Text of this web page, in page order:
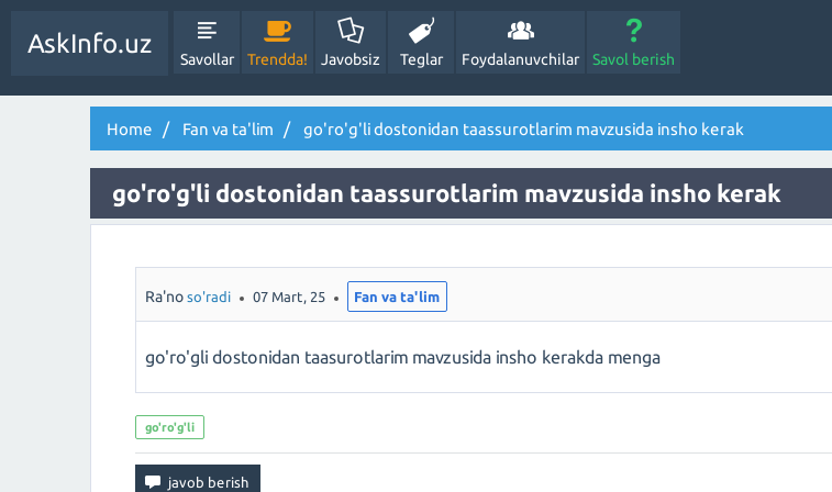
AskInfo.uz
Savollar Trendda! Javobsiz Teglar Foydalanuvchilar Savol berish
Home Fan va ta'lim go'ro'g'li dostonidan taassurotlarim mavzusida insho kerak
go'ro'g'li dostonidan taassurotlarim mavzusida insho kerak
Ra'no so'radi 07 Mart, 25 Fan va ta'lim
go'ro'gli dostonidan taasurotlarim mavzusida insho kerakda menga
go'ro'g'li